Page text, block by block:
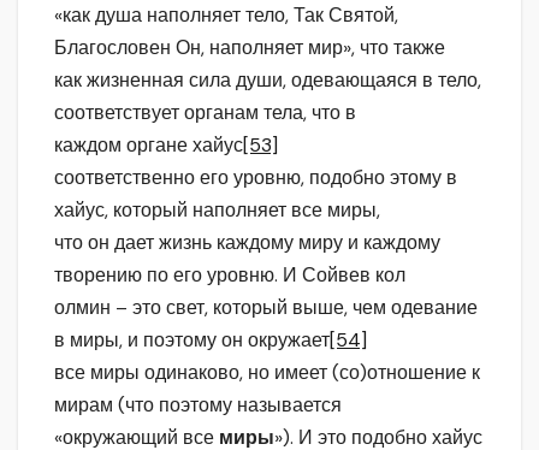
«как душа наполняет тело, Так Святой,
Благословен Он, наполняет мир», что также
как жизненная сила души, одевающаяся в тело,
соответствует органам тела, что в
каждом органе хайус[53]
соответственно его уровню, подобно этому в
хайус, который наполняет все миры,
что он дает жизнь каждому миру и каждому
творению по его уровню. И Сойвев кол
олмин – это свет, который выше, чем одевание
в миры, и поэтому он окружает[54]
все миры одинаково, но имеет (со)отношение к
мирам (что поэтому называется
«окружающий все миры»). И это подобно хайус